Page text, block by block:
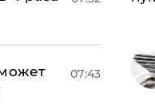
07:43